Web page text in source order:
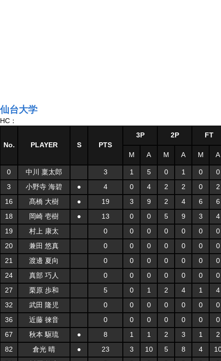
仙台大学
HC：
No. PLAYER S PTS
3P 2P FT
M A M A M A
0 中川 稟太郎 3 1 5 0 1 0
0
3
小野寺 海碧 ● 4 0 4 2 2 0
2
16
髙橋 大樹 ● 19 3 9 2 4 6
6
18
岡崎 壱樹 ● 13 0 0 5 9 3
4
19
村上 康太 0 0 0 0 0 0
0
20
兼田 悠真 0 0 0 0 0 0
0
21
渡邊 夏向 0 0 0 0 0 0
0
24
真部 巧人 0 0 0 0 0 0
0
27
栗原 歩和 5 0 1 2 4 1
4
32
武田 隆児 0 0 0 0 0 0
0
36
近藤 徠音 0 0 0 0 0 0
0
67
秋本 駆琉 ● 8 1 1 2 3 1
2
82
倉光 晴 ● 23 3 10 5 8 4